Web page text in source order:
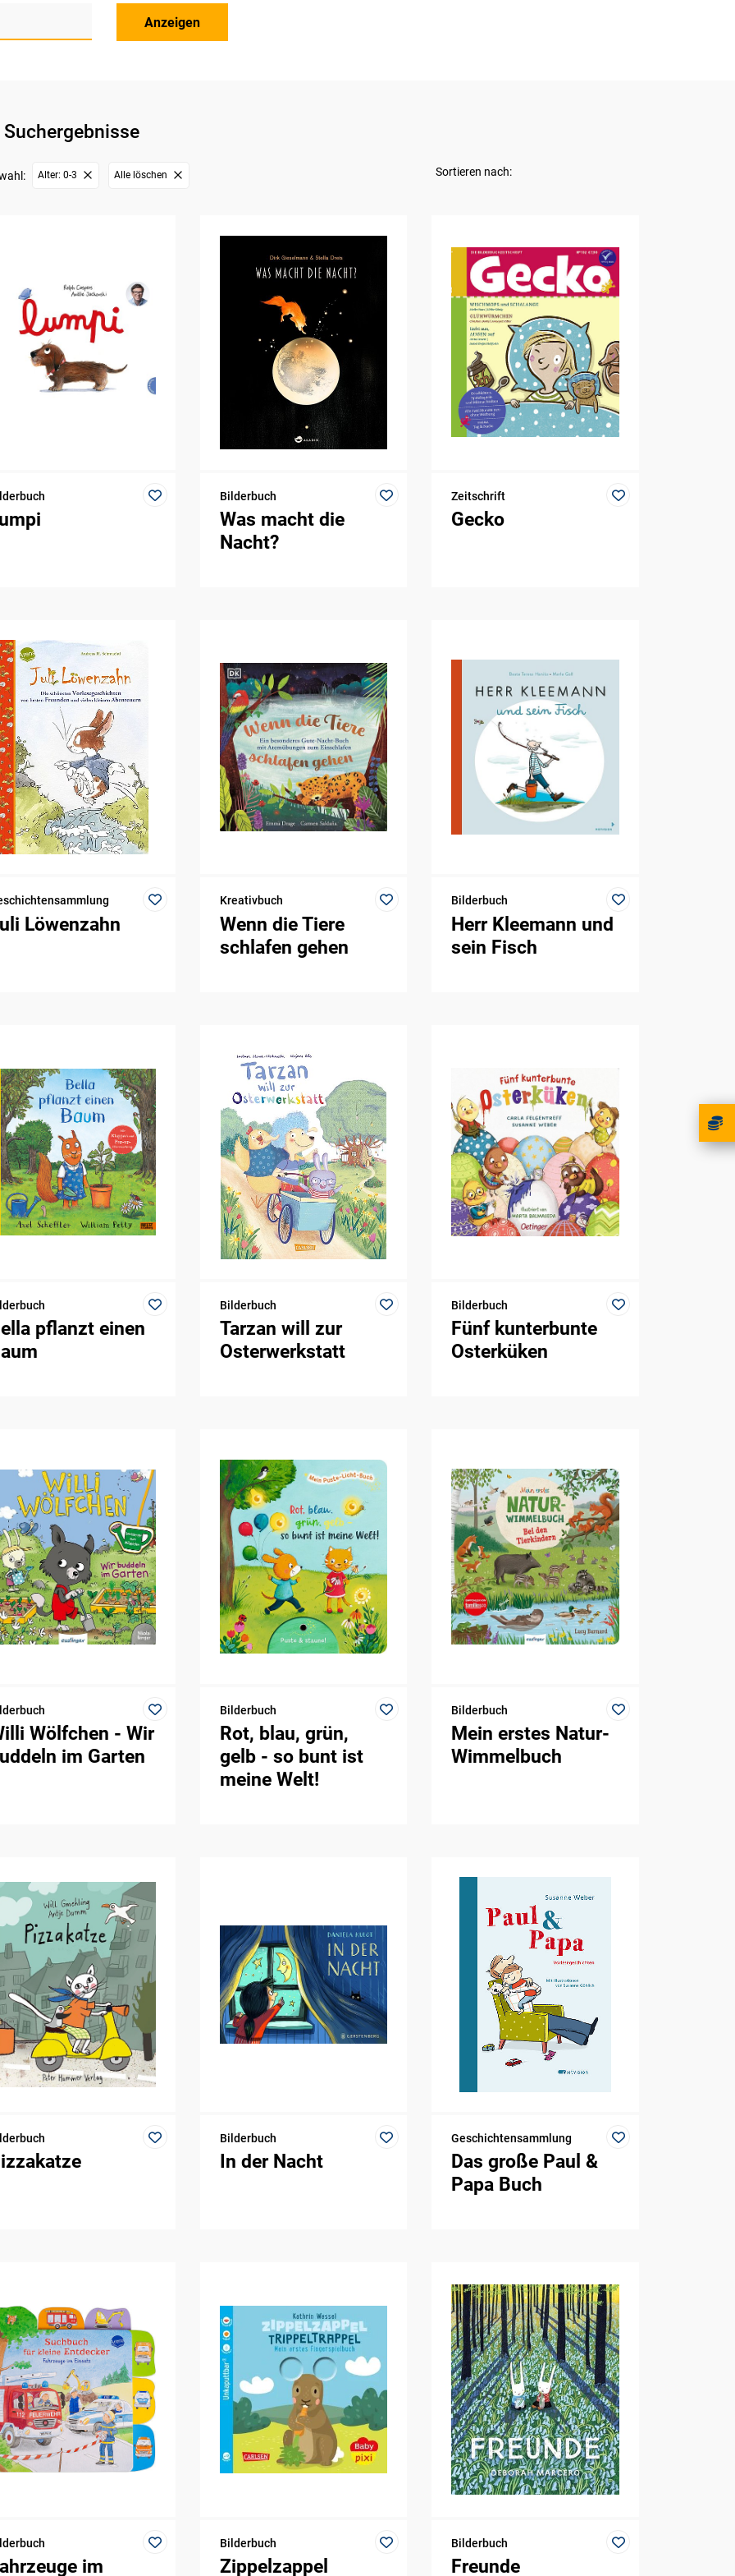
Anzeigen
Alter: 0-3 Alle löschen Sortieren nach:
Bilderbuch
Was macht die
Nacht?
Zeitschrift
Gecko
Löwenzahn
Kreativbuch
Wenn die Tiere
schlafen gehen
Bilderbuch
Herr Kleemann und
sein Fisch
pflanzt einen
Bilderbuch
Tarzan will zur
Osterwerkstatt
Bilderbuch
Fünf kunterbunte
Osterküken
Wölfchen - Wir
im Garten
Bilderbuch
Rot, blau, grün,
gelb - so bunt ist
meine Welt!
Bilderbuch
Mein erstes Natur-
Wimmelbuch
Bilderbuch
In der Nacht
Geschichtensammlung
Das große Paul &
Papa Buch
im
Bilderbuch
Zippelzappel
Bilderbuch
Freunde